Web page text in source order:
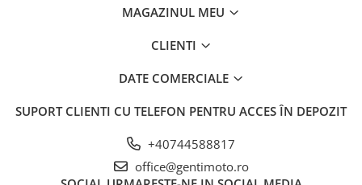
MAGAZINUL MEU
CLIENTI
DATE COMERCIALE
SUPORT CLIENTI CU TELEFON PENTRU ACCES ÎN DEPOZIT
+40744588817
office@gentimoto.ro